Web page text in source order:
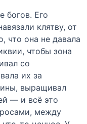
богов. Его
клятву, от
что она не давала
чтобы зона
со
их за
выращивал
— и всё это
между